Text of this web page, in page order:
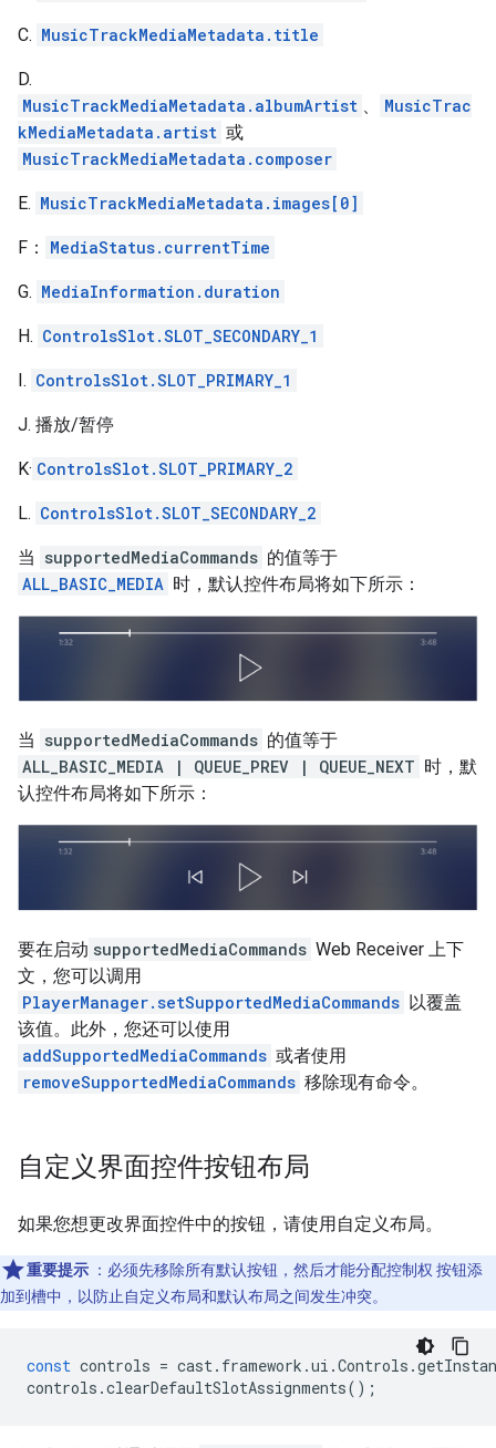
C. MusicTrackMediaMetadata.title
D.
MusicTrackMediaMetadata.albumArtist 、
MusicTrac
kMediaMetadata.artist 或
MusicTrackMediaMetadata.composer
E. MusicTrackMediaMetadata.images[0]
F： MediaStatus.currentTime
G. MediaInformation.duration
H. ControlsSlot.SLOT_SECONDARY_1
I. ControlsSlot.SLOT_PRIMARY_1
J. 播放/暂停
K· ControlsSlot.SLOT_PRIMARY_2
L. ControlsSlot.SLOT_SECONDARY_2
当 supportedMediaCommands 的值等于
ALL_BASIC_MEDIA 时，默认控件布局将如下所示：
当 supportedMediaCommands 的值等于
ALL_BASIC_MEDIA | QUEUE_PREV | QUEUE_NEXT 时，默
认控件布局将如下所示：
要在启动 supportedMediaCommands Web Receiver 上下
文，您可以调用
PlayerManager.setSupportedMediaCommands 以覆盖
该值。此外，您还可以使用
addSupportedMediaCommands 或者使用
removeSupportedMediaCommands 移除现有命令。
自定义界面控件按钮布局
如果您想更改界面控件中的按钮，请使用自定义布局。
重要提示 ：必须先移除所有默认按钮，然后才能分配控制权 按钮添
加到槽中，以防止自定义布局和默认布局之间发生冲突。
const controls = cast. framework .ui .Controls .
controls .clearDefaultSlotAssignments();